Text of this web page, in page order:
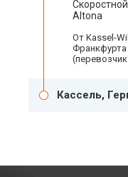
Altona
От Kassel-
Франкфурта
Кассель,